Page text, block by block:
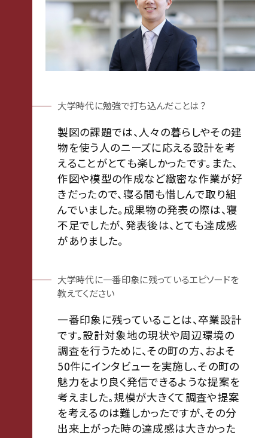
大学時代に勉強で打ち込んだことは？
製図の課題では、人々の暮らしやその建
物を使う人のニーズに応える設計を考
えることがとても楽しかったです。また、
作図や模型の作成など緻密な作業が好
きだったので、寝る間も惜しんで取り組
んでいました。成果物の発表の際は、寝
不足でしたが、発表後は、とても達成感
がありました。
大学時代に一番印象に残っているエピソードを
教えてください
一番印象に残っていることは、卒業設計
です。設計対象地の現状や周辺環境の
調査を行うために、その町の方、およそ
50件にインタビューを実施し、その町の
魅力をより良く発信できるような提案を
考えました。規模が大きくて調査や提案
を考えるのは難しかったですが、その分
出来上がった時の達成感は大きかった